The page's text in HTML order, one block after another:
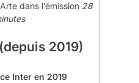
dans l’émission 28
2019)
Inter en 2019